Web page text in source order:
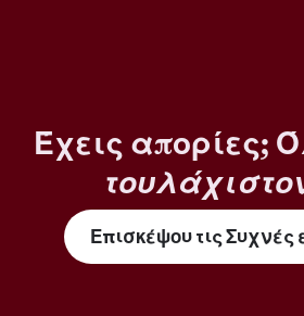
Έχεις απορίες;
Επισκέψου τις Συχνές